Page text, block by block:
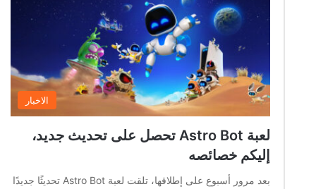
الاخبار
لعبة Astro Bot تحصل على تحديث جديد،
إليكم خصائصه
بعد مرور أسبوع على إطلاقها، تلقت لعبة Astro Bot تحديثًا جديدًا